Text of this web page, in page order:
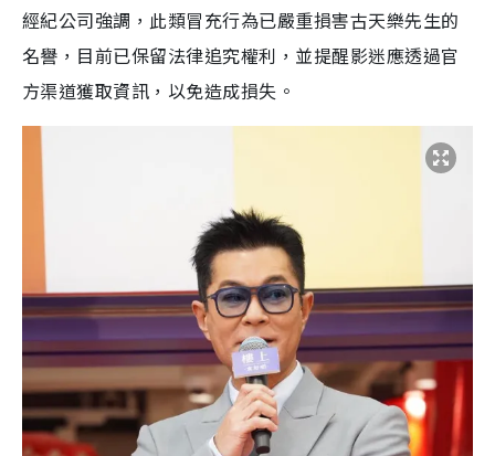
經紀公司強調，此類冒充行為已嚴重損害古天樂先生的
名譽，目前已保留法律追究權利，並提醒影迷應透過官
方渠道獲取資訊，以免造成損失。